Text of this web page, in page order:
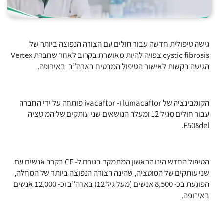
גישה טיפולית חדשה עבור חולים עם הצורה הנפוצה ביותר של
cystic fibrosis צפויה להיות מאושרת בקרוב לאחר שחברת Vertex
הגישה בקשות לאישור הטיפול המבטיח בארה”ב ובאירופה.
הקומבינציה של lumacaftor ו- ivacaftor פותחה על ידי החברה
עבור חולים מגיל 12 ומעלה הנושאים שני עותקים של המוטציה
F508del.
הטיפול החדש הינו הראשון המתמקד בגורם ל- CF בקרב אנשים עם
שני עותקים של המוטציה, שהינה הצורה הנפוצה ביותר של המחלה,
הפוגעת בכ- 8,500 אנשים (מעל גיל 12) בארה”ב וכ- 12,000 אנשים
באירופה.